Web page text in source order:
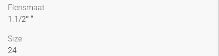
Flensmaat
1.1/2″ "
Size
24